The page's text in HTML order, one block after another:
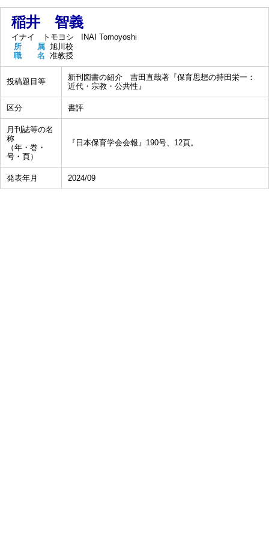
稲井 智義
イナイ トモヨシ
INAI Tomoyoshi
所 属 旭川校
職 名 准教授
投稿題目等
新刊図書の紹介 吉田直哉著『保育思想の持田栄一：
近代・宗教・公共性』
区分 書評
月刊誌等の名
称
（年・巻・
号・頁）
『日本保育学会会報』190号、12頁。
発表年月 2024/09